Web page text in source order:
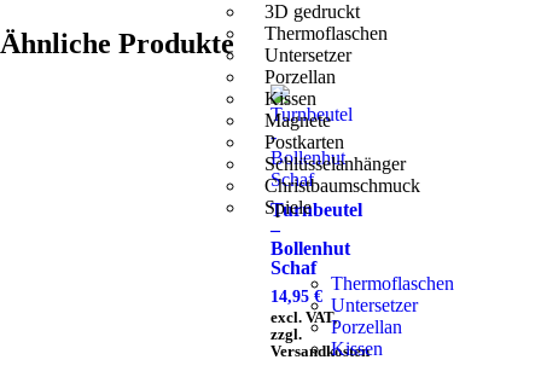
3D gedruckt
Thermoflaschen
Untersetzer
Porzellan
Kissen
Magnete
Postkarten
Schlüsselanhänger
Christbaumschmuck
Spiele
Thermoflaschen
Untersetzer
Porzellan
Kissen
Ähnliche Produkte
Turnbeutel
–
Bollenhut
Schaf
14,95 €
excl. VAT,
zzgl.
Versandkosten